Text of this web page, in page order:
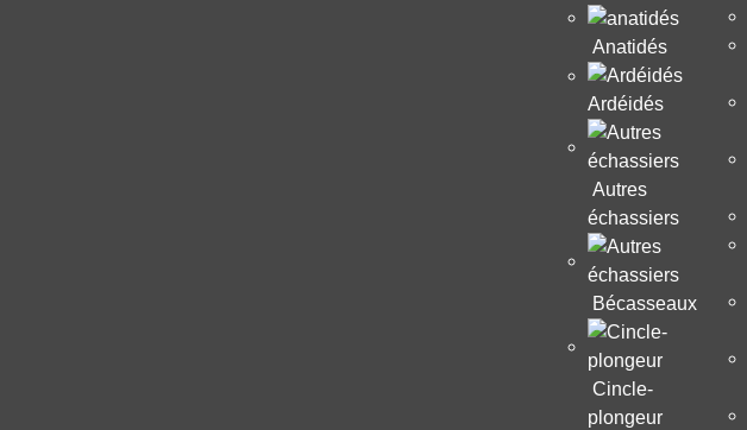
Anatidés
Ardéidés
Autres
échassiers
Bécasseaux
Cincle-
plongeur